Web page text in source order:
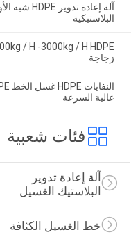
البلاستيكية
زجاجة
عالية السرعة
فئات شعبية
آلة إعادة تدوير
البلاستيك الغسيل
خط الغسيل الكثافة